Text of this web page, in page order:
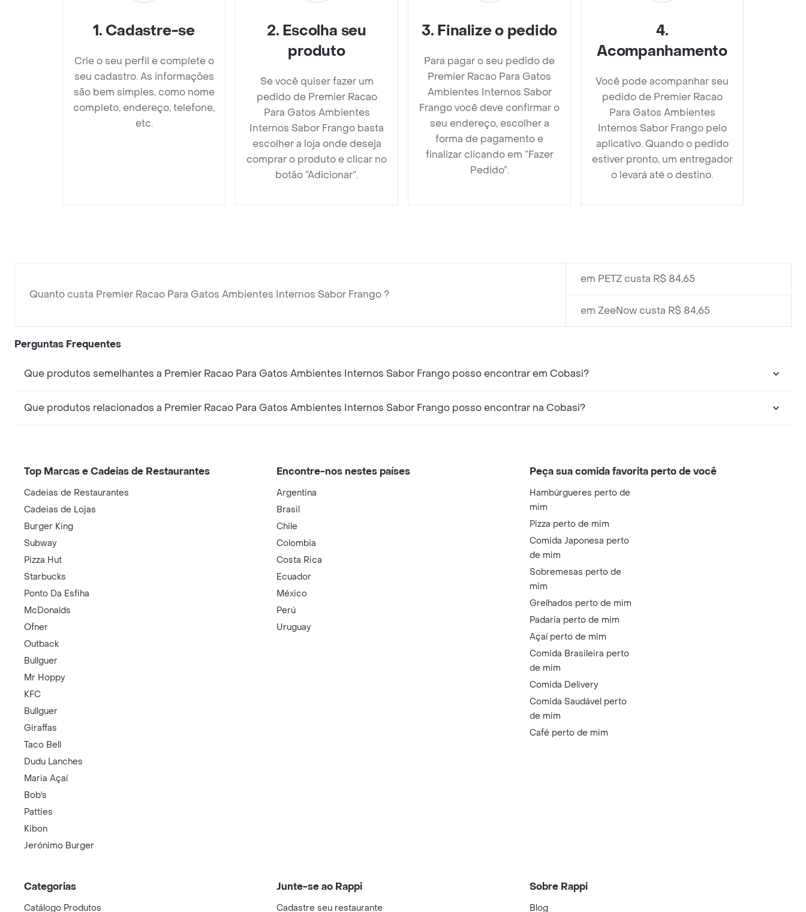
1. Cadastre-se
Crie o seu perfil e complete o
seu cadastro. As informações
são bem simples, como nome
completo, endereço, telefone,
etc.
2. Escolha seu
produto
Se você quiser fazer um
pedido de Premier Racao
Para Gatos Ambientes
Internos Sabor Frango basta
escolher a loja onde deseja
comprar o produto e clicar no
botão “Adicionar”.
3. Finalize o pedido
Para pagar o seu pedido de
Premier Racao Para Gatos
Ambientes Internos Sabor
Frango você deve confirmar o
seu endereço, escolher a
forma de pagamento e
finalizar clicando em ”Fazer
Pedido”.
4.
Acompanhamento
Você pode acompanhar seu
pedido de Premier Racao
Para Gatos Ambientes
Internos Sabor Frango pelo
aplicativo. Quando o pedido
estiver pronto, um entregador
o levará até o destino.
Quanto custa Premier Racao Para Gatos Ambientes Internos Sabor Frango ?
em PETZ custa R$ 84,65
em ZeeNow custa R$ 84,65
Perguntas Frequentes
Que produtos semelhantes a Premier Racao Para Gatos Ambientes Internos Sabor Frango posso encontrar em Cobasi?
Que produtos relacionados a Premier Racao Para Gatos Ambientes Internos Sabor Frango posso encontrar na Cobasi?
Top Marcas e Cadeias de Restaurantes
Cadeias de Restaurantes
Cadeias de Lojas
Burger King
Subway
Pizza Hut
Starbucks
Ponto Da Esfiha
McDonalds
Ofner
Outback
Bullguer
Mr Hoppy
KFC
Bullguer
Giraffas
Taco Bell
Dudu Lanches
Maria Açaí
Bob's
Patties
Kibon
Jerónimo Burger
Encontre-nos nestes países
Argentina
Brasil
Chile
Colombia
Costa Rica
Ecuador
México
Perú
Uruguay
Peça sua comida favorita perto de você
Hambúrgueres perto de
mim
Pizza perto de mim
Comida Japonesa perto
de mim
Sobremesas perto de
mim
Grelhados perto de mim
Padaria perto de mim
Açaí perto de mim
Comida Brasileira perto
de mim
Comida Delivery
Comida Saudável perto
de mim
Café perto de mim
Categorias
Catálogo Produtos
Junte-se ao Rappi
Cadastre seu restaurante
Sobre Rappi
Blog